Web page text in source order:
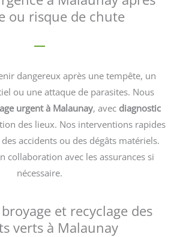
ou risque de chute
dangereux après une tempête, un
ou une attaque de parasites. Nous
urgent à Malaunay, avec diagnostic
des lieux. Nos interventions rapides
accidents ou des dégâts matériels.
collaboration avec les assurances si
nécessaire.
et recyclage des
verts à Malaunay